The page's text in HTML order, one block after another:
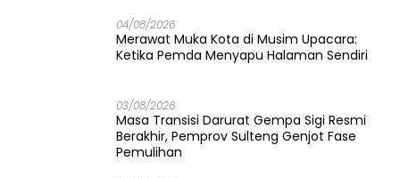
04/08/2026
Merawat Muka Kota di Musim Upacara:
Ketika Pemda Menyapu Halaman Sendiri
03/08/2026
Masa Transisi Darurat Gempa Sigi Resmi
Berakhir, Pemprov Sulteng Genjot Fase
Pemulihan